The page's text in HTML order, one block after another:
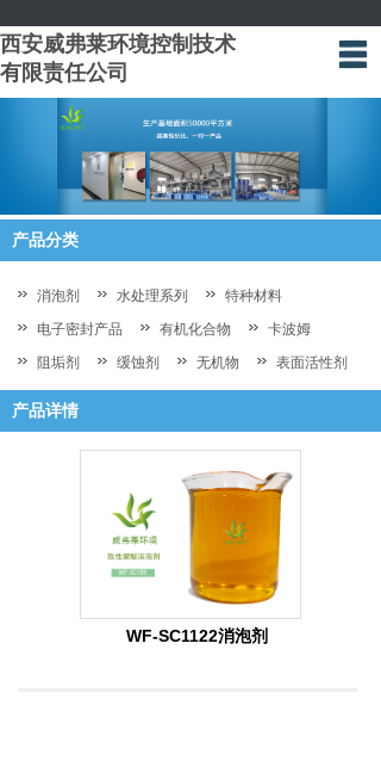
西安威弗莱环境控制技术
有限责任公司
网站首页
关于我们
产品中心
应用案例
联系我们
产品详情
WF-SC1122消泡剂
产品分类
消泡剂 水处理系列
特种材料
电子密封产品
有机化合物
卡波姆
阻垢剂
缓蚀剂 无机物
表面活性剂